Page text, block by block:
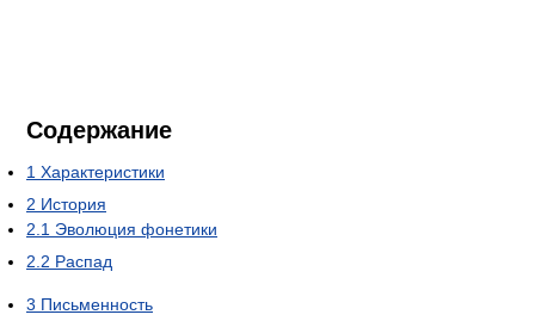
Содержание
1 Характеристики
2 История
2.1 Эволюция фонетики
2.2 Распад
3 Письменность